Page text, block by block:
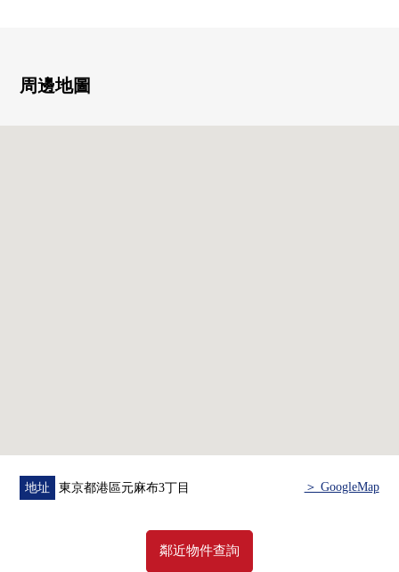
・對13張榻榻米LDK，西式房間4張榻榻米壁櫥完備
周邊地圖
地址 東京都港區元麻布3丁目 ＞ GoogleMap
鄰近物件查詢